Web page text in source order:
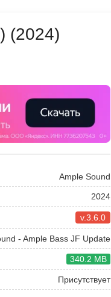
(2024)
Ample Sound
2024
v.3.6.0
- Ample Bass JF Update
340.2 MB
Присутствует